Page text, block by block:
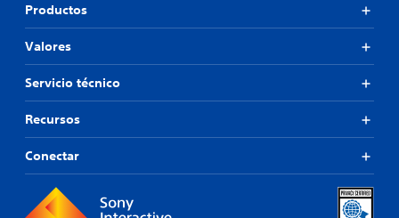
Productos
Valores
Servicio técnico
Recursos
Conectar